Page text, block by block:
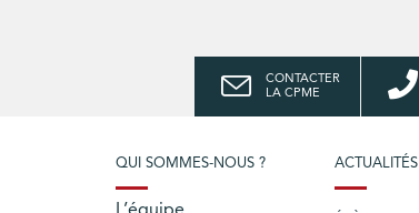
CONTACTER
LA CPME
QUI SOMMES-NOUS ? ACTUALITÉS